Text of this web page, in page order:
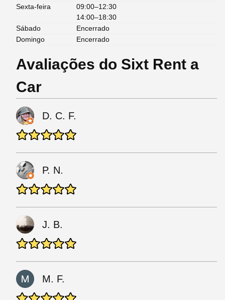
Sexta-feira
09:00–12:30
14:00–18:30
Sábado
Encerrado
Domingo
Encerrado
Avaliações do Sixt Rent a
Car
D. C. F.
P. N.
J. B.
M. F.